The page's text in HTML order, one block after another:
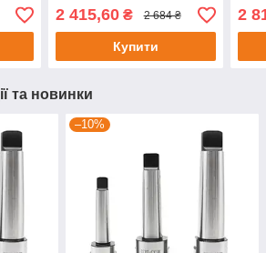
2 415,60₴ 2 684 ₴
Купити
2
та новинки
–10%